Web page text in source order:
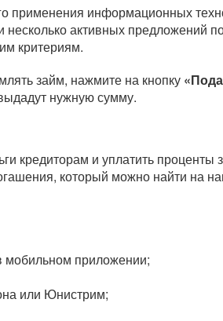
применения информационных
активных предложений
критериям.
займ, нажмите на кнопку
нужную сумму.
кредиторам и уплатить
который можно найти на
мобильном приложении;
или Юнистрим;